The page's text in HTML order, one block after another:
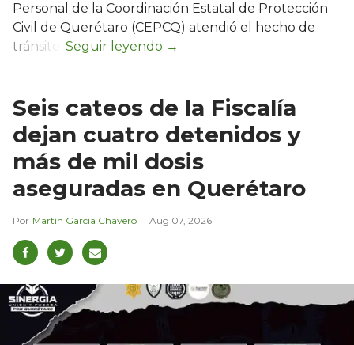
Personal de la Coordinación Estatal de Protección
Civil de Querétaro (CEPCQ) atendió el hecho de
tránsito.
Seis cateos de la Fiscalía
dejan cuatro detenidos y
más de mil dosis
aseguradas en Querétaro
Martín García Chavero Aug 07, 2026